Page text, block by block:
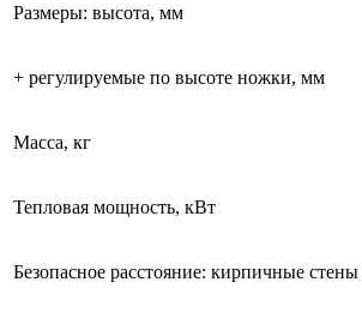
Размеры: высота, мм
+ регулируемые по высоте ножки, мм
Масса, кг
Тепловая мощность, кВт
Безопасное расстояние: кирпичные